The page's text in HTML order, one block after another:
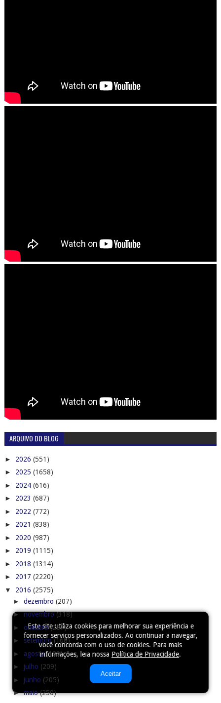
Este site utiliza cookies para melhorar sua experiência e
fornecer serviços personalizados. Ao continuar a navegar,
você concorda com o uso de cookies. Para mais
informações, leia nossa Política de Privacidade.
Aceitar
ARQUIVO DO BLOG
► 2026 (551)
► 2025 (1658)
► 2024 (616)
► 2023 (687)
► 2022 (772)
► 2021 (838)
► 2020 (987)
► 2019 (1115)
► 2018 (1314)
► 2017 (2220)
▼ 2016 (2575)
► dezembro (207)
►novembro(318)
► outubro(287)
► setembro(168)
► agosto(189)
► julho (209)
► junho (205)
►maio(250)